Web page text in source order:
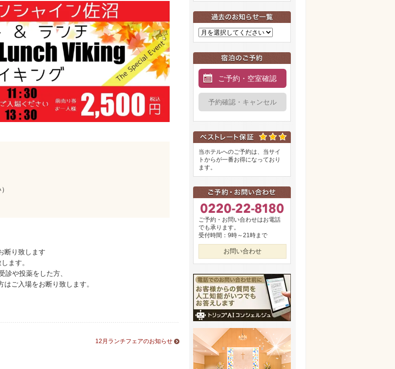
断り致します
ます。
や投薬をした方、
ご入場をお断り致します。
12月ランチフェアのお知らせ
ご予約・空室確認
予約確認・キャンセル
当ホテルへのご予約は、当サイ
トからが一番お得になっており
ます。
ご予約・お問い合わせはお電話
でも承ります。
受付時間：9時～21時まで
お問い合わせ